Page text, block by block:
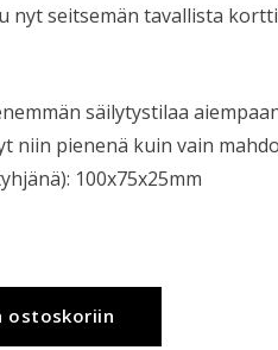
nyt seitsemän tavallista
säilytystilaa
niin pienenä kuin vain
100x75x25mm
ostoskoriin